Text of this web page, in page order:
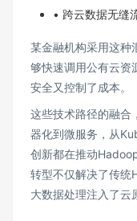
• 跨云数据无缝
某金融机构采用这种
够快速调用公有云资
安全又控制了成本。
这些技术路径的融合
器化到微服务，从
创新都在推动
转型不仅解决了传统
大数据处理注入了云